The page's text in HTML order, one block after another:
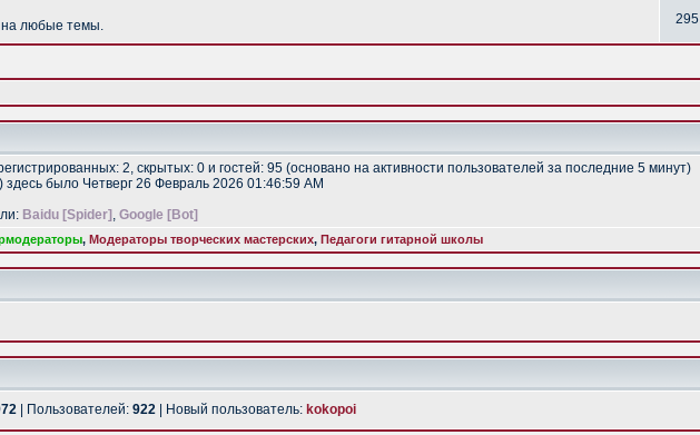
на любые темы. 295
2, скрытых: 0 и гостей: 95 (основано на активности пользователей за последние 5 минут)
) здесь было Четверг 26 Февраль 2026 01:46:59 AM
Baidu [Spider] , Google [Bot]
, Модераторы творческих мастерских, Педагоги гитарной школы
| Пользователей: 922 | Новый пользователь: kokopoi